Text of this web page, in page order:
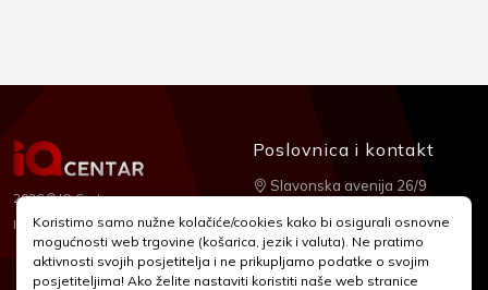
2026 © IQ Centar
Izrada:Nubilus
Poslovnica i kontakt
Slavonska avenija 26/9
+385 1 2455 950
webshop@iqcentar.hr
Pon - Pet od 9 - 17h
Koristimo samo nužne kolačiće/cookies kako bi osigurali osnovne
mogućnosti web trgovine (košarica, jezik i valuta). Ne pratimo
aktivnosti svojih posjetitelja i ne prikupljamo podatke o svojim
posjetiteljima! Ako želite nastaviti koristiti naše web stranice